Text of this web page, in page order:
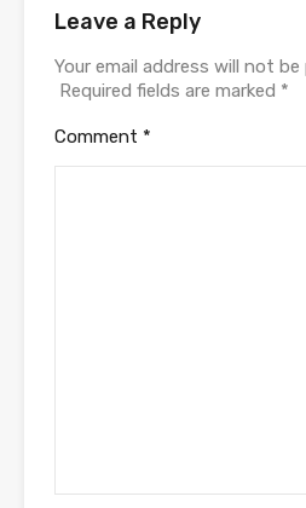
Leave a Reply
Your email address will not be
Required fields are marked *
Comment *